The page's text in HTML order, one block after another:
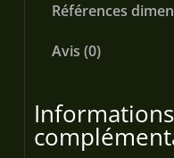
Références
Avis (0)
Informations